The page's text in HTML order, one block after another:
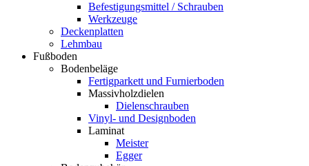
Befestigungsmittel / Schrauben
Werkzeuge
Deckenplatten
Lehmbau
Fußboden
Bodenbeläge
Fertigparkett und Furnierboden
Massivholzdielen
Dielenschrauben
Vinyl- und Designboden
Laminat
Meister
Egger